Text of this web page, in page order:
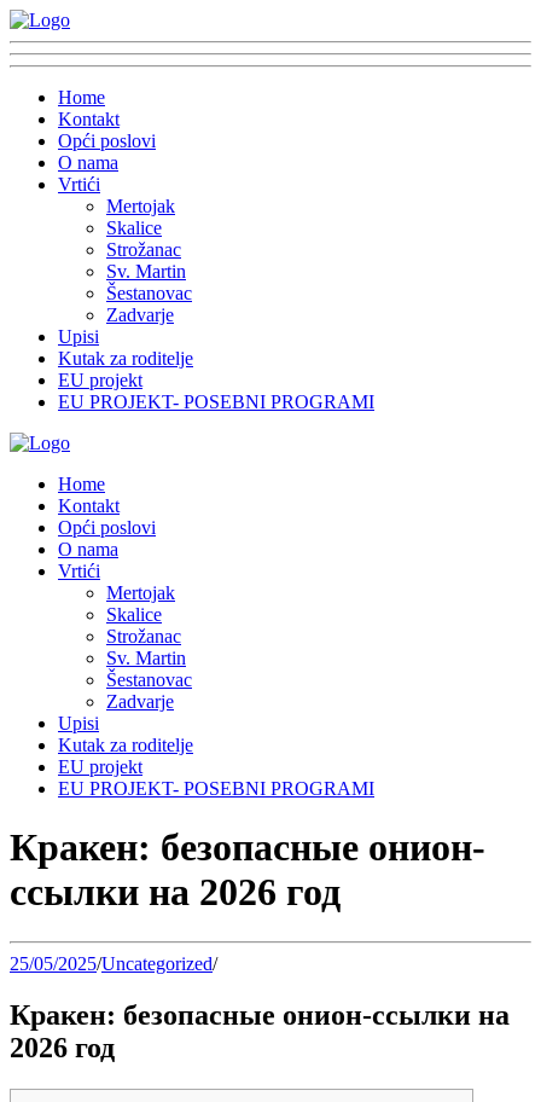
Home
Kontakt
Opći poslovi
O nama
Vrtići
Mertojak
Skalice
Strožanac
Sv. Martin
Šestanovac
Zadvarje
Upisi
Kutak za roditelje
EU projekt
EU PROJEKT- POSEBNI PROGRAMI
Home
Kontakt
Opći poslovi
O nama
Vrtići
Mertojak
Skalice
Strožanac
Sv. Martin
Šestanovac
Zadvarje
Upisi
Kutak za roditelje
EU projekt
EU PROJEKT- POSEBNI PROGRAMI
Кракен: безопасные онион-
ссылки на 2026 год
25/05/2025/Uncategorized/
Кракен: безопасные онион-ссылки на
2026 год